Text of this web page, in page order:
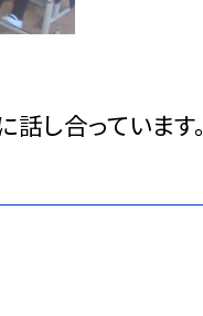
し合っています。